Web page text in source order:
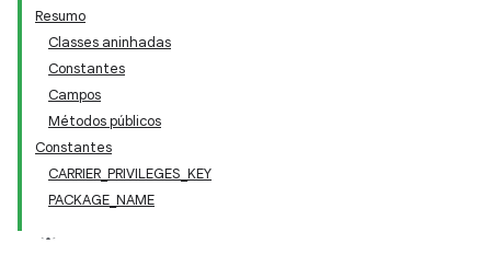
Resumo
Classes aninhadas
Constantes
Campos
Métodos públicos
Constantes
CARRIER_PRIVILEGES_KEY
PACKAGE_NAME